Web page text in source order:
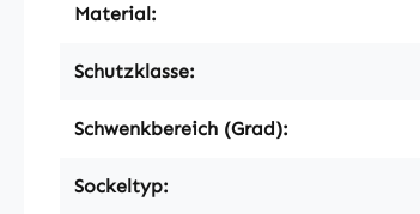
Material:
Schutzklasse:
Schwenkbereich (Grad):
Sockeltyp: